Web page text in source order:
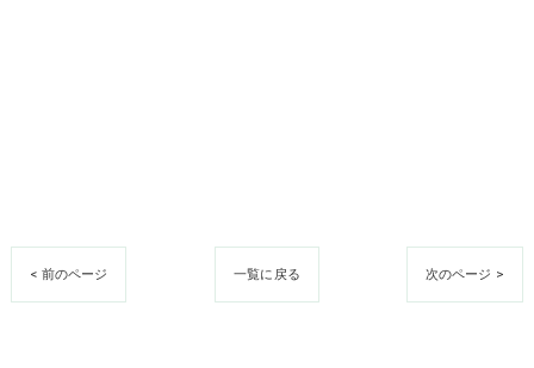
< 前のページ 一覧に戻る 次のページ >